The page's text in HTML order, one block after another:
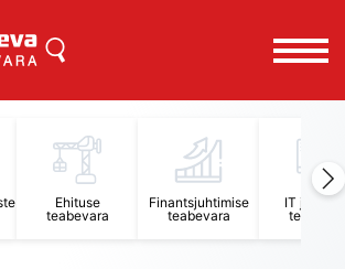
Ehituse
teabevara
Finantsjuhtimise
teabevara
IT